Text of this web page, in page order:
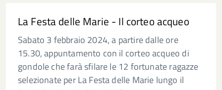
La Festa delle Marie - Il corteo acqueo
Sabato 3 febbraio 2024, a partire dalle ore
15.30, appuntamento con il corteo acqueo di
gondole che farà sfilare le 12 fortunate ragazze
selezionate per La Festa delle Marie lungo il